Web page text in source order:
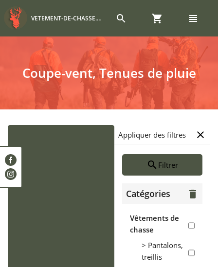
VETEMENT-DE-CHASSE.COM search shopping_cart view_headline
Coupe-vent, Tenues de pluie
Appliquer des filtres close
search Filtrer
Catégories delete
Vêtements de
chasse
> Pantalons,
treillis